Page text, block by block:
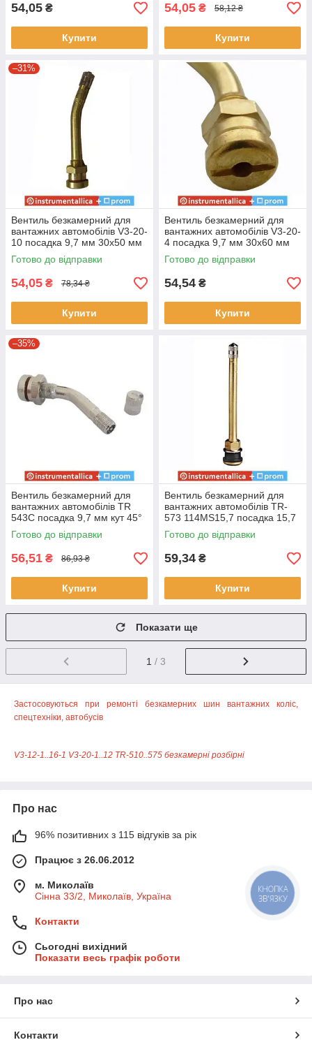
54,05 ₴
Купити
54,05 ₴ 58,12 ₴
Купити
–31%
Вентиль безкамерний для
вантажних автомобілів V3-20-
10 посадка 9,7 мм 30х50 мм
кут 27° довжина 80 мм
Готово до відправки
54,05 ₴ 78,34 ₴
Купити
Вентиль безкамерний для
вантажних автомобілів V3-20-
4 посадка 9,7 мм 30х60 мм
кут 27° довжина 90 мм
Готово до відправки
54,54 ₴
Купити
–35%
Вентиль безкамерний для
вантажних автомобілів TR
543C посадка 9,7 мм кут 45°
довжина 59 мм для
легкосплавних дисків
Готово до відправки
56,51 ₴ 86,93 ₴
Купити
Вентиль безкамерний для
вантажних автомобілів TR-
573 114MS15,7 посадка 15,7
мм довжина 111 мм
Готово до відправки
59,34 ₴
Купити
Показати ще
1 / 3
Застосовуються при ремонті безкамерних шин вантажних коліс,
спецтехніки, автобусів
V3-12-1..16-1 V3-20-1..12 TR-510..575 безкамерні розбірні
Про нас
96% позитивних з 115 відгуків за рік
Працює з 26.06.2012
м. Миколаїв
Сінна 33/2, Миколаїв, Україна
Контакти
Сьогодні вихідний
Показати весь графік роботи
Про нас
Контакти
КНОПКА
ЗВ'ЯЗКУ